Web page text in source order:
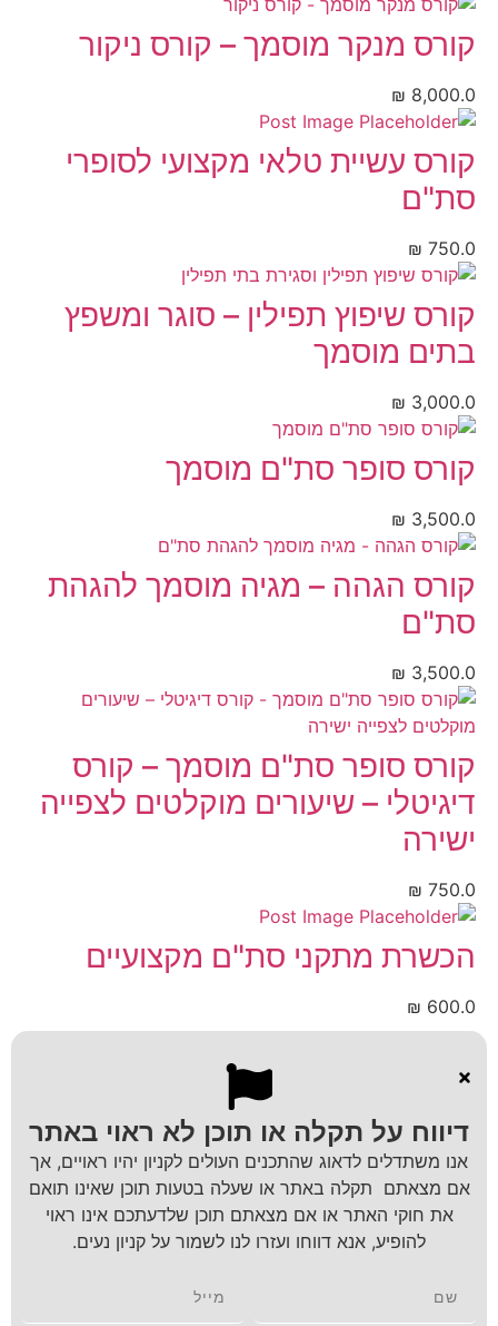
קורס מנקר מוסמך – קורס ניקור
8,000.0
₪
קורס עשיית טלאי מקצועי לסופרי
סת"ם
750.0
₪
קורס שיפוץ תפילין – סוגר ומשפץ
בתים מוסמך
3,000.0
₪
קורס סופר סת"ם מוסמך
3,500.0
₪
קורס הגהה – מגיה מוסמך להגהת
סת"ם
3,500.0
₪
קורס סופר סת"ם מוסמך – קורס
דיגיטלי – שיעורים מוקלטים לצפייה
ישירה
750.0
₪
הכשרת מתקני סת"ם מקצועיים
600.0
₪
דיווח על תקלה או תוכן לא ראוי באתר
אנו משתדלים לדאוג שהתכנים העולים לקניון יהיו ראויים, אך
אם מצאתם תקלה באתר או שעלה בטעות תוכן שאינו תואם
את חוקי האתר או אם מצאתם תוכן שלדעתכם אינו ראוי
להופיע, אנא דווחו ועזרו לנו לשמור על קניון נעים.